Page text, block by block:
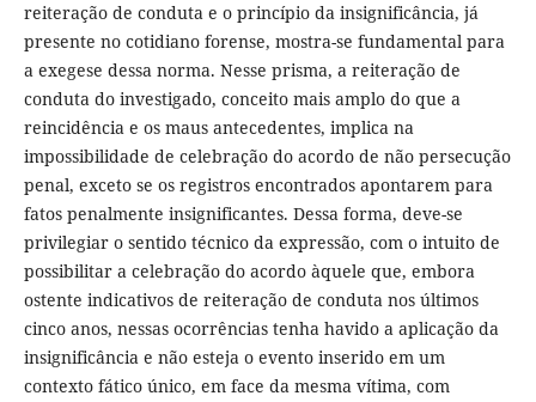
reiteração de conduta e o princípio da insignificância, já
presente no cotidiano forense, mostra-se fundamental para
a exegese dessa norma. Nesse prisma, a reiteração de
conduta do investigado, conceito mais amplo do que a
reincidência e os maus antecedentes, implica na
impossibilidade de celebração do acordo de não persecução
penal, exceto se os registros encontrados apontarem para
fatos penalmente insignificantes. Dessa forma, deve-se
privilegiar o sentido técnico da expressão, com o intuito de
possibilitar a celebração do acordo àquele que, embora
ostente indicativos de reiteração de conduta nos últimos
cinco anos, nessas ocorrências tenha havido a aplicação da
insignificância e não esteja o evento inserido em um
contexto fático único, em face da mesma vítima, com